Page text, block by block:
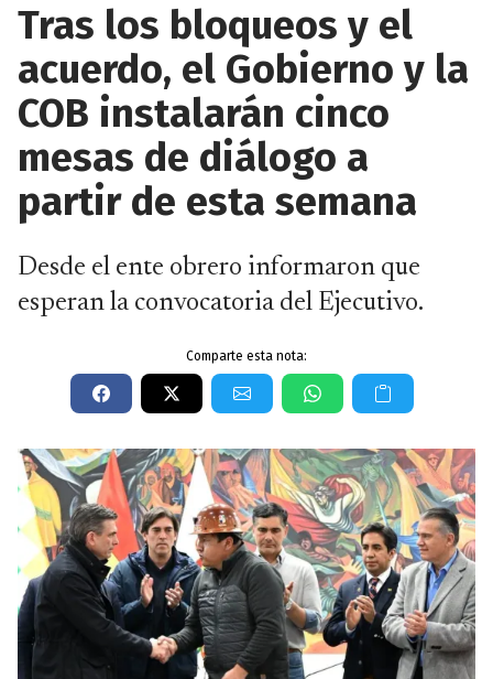
Tras los bloqueos y el
acuerdo, el Gobierno y la
COB instalarán cinco
mesas de diálogo a
partir de esta semana
Desde el ente obrero informaron que
esperan la convocatoria del Ejecutivo.
Comparte esta nota: